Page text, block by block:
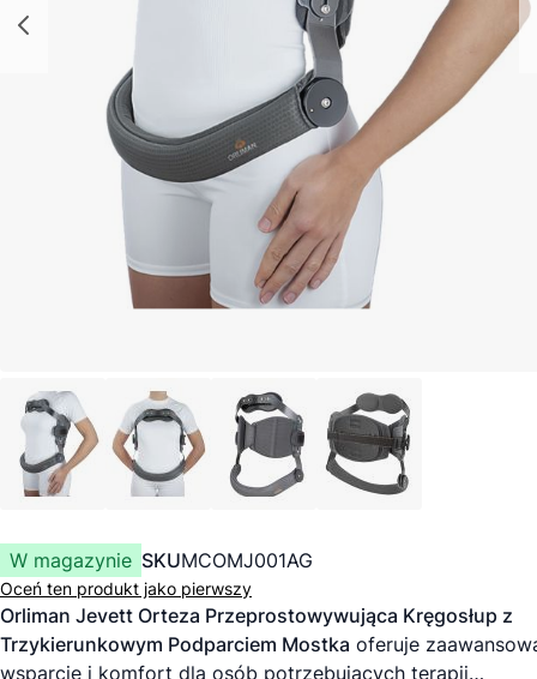
W magazynie SKUMCOMJ001AG
Oceń ten produkt jako pierwszy
Orliman Jevett Orteza Przeprostowywująca Kręgosłup z
Trzykierunkowym Podparciem Mostka oferuje
wsparcie i komfort dla osób potrzebujących terapii